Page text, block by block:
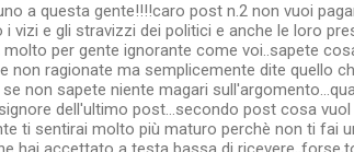
a questa gente!!!!caro post n.2 non vuoi
i vizi e gli stravizzi dei politici e anche le loro
per gente ignorante come voi..sapete
non ragionate ma semplicemente dite quello
non sapete niente magari
dell'ultimo post...secondo post cosa vuol
ti sentirai molto più maturo perchè non ti fai